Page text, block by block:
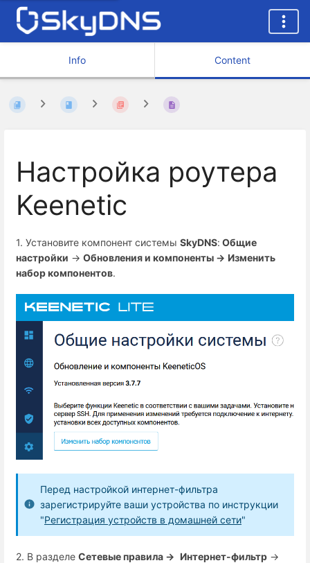
Info Content
Настройка роутера
Keenetic
1. Установите компонент системы SkyDNS: Общие
настройки → Обновления и компоненты → Изменить
набор компонентов.
Перед настройкой интернет-фильтра
зарегистрируйте ваши устройства по инструкции
"Регистрация устройств в домашней сети"
2. В разделе Сетевые правила → Интернет-фильтр →